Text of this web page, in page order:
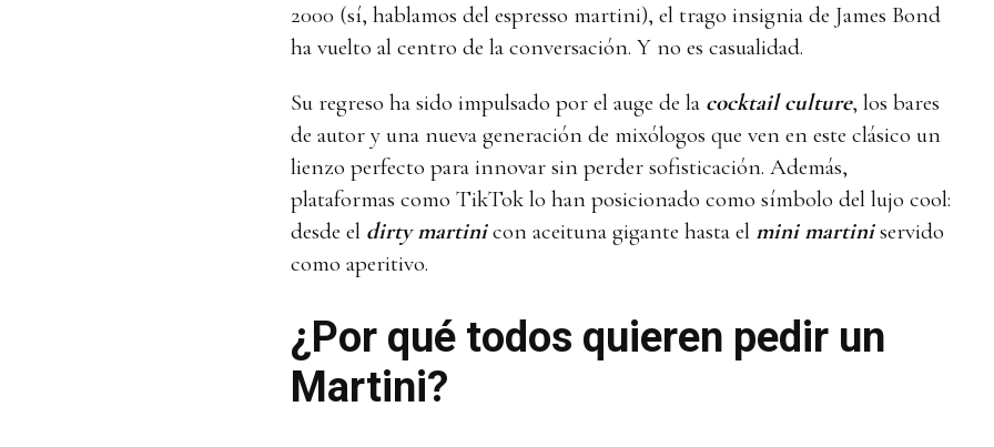
2000 (sí, hablamos del espresso martini), el trago insignia de James Bond
ha vuelto al centro de la conversación. Y no es casualidad.
Su regreso ha sido impulsado por el auge de la cocktail culture, los bares
de autor y una nueva generación de mixólogos que ven en este clásico un
lienzo perfecto para innovar sin perder sofisticación. Además,
plataformas como TikTok lo han posicionado como símbolo del lujo cool:
desde el dirty martinicon aceituna gigante hasta el mini martiniservido
como aperitivo.
¿Por qué todos quieren pedir un
Martini?